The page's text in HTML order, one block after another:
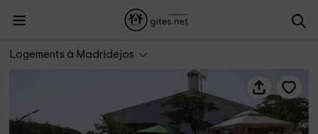
Logements à Madridejos